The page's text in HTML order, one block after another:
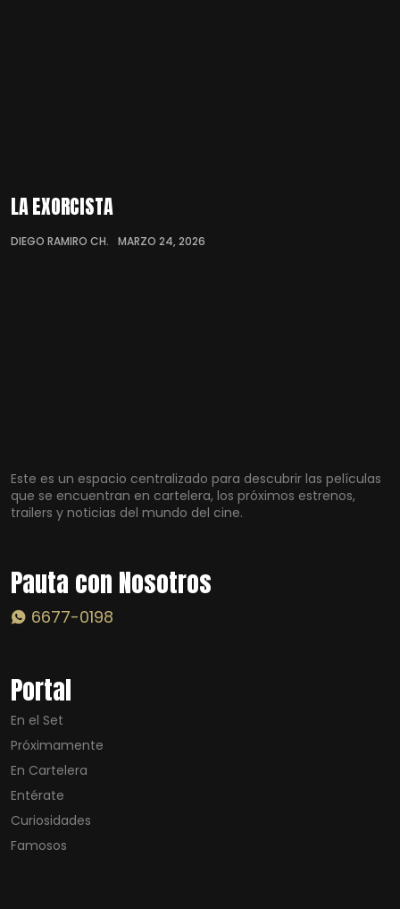
LA EXORCISTA
DIEGO RAMIRO CH. MARZO 24, 2026
Este es un espacio centralizado para descubrir las películas
que se encuentran en cartelera, los próximos estrenos,
trailers y noticias del mundo del cine.
Pauta con Nosotros
6677-0198
Portal
En el Set
Próximamente
En Cartelera
Entérate
Curiosidades
Famosos